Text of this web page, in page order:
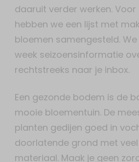
daaruit verder werken. Voor
hebben we een lijst met
bloemen samengesteld.
week seizoensinformatie
rechtstreeks naar je inbox.
Een gezonde bodem is de
mooie bloementuin. De
planten gedijen goed in
doorlatende grond met
materiaal. Maak je geen